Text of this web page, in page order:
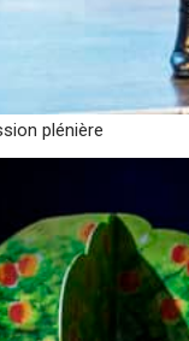
plénière